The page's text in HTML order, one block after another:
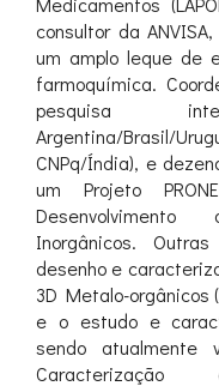
consultor da
um amplo leque de
farmoquímica.
pesquisa
Argentina/Brasil/
CNPq/Índia), e
um Projeto
Inorgânicos.
desenho e
3D Metalo-orgânicos
e o estudo e
sendo atualmente